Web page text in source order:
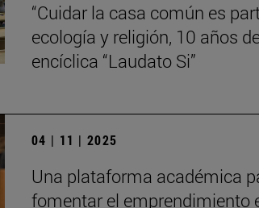
“Cuidar la casa común es
ecología y religión, 10 años
encíclica “Laudato Si”
04 | 11 | 2025
Una plataforma académica
fomentar el emprendimiento